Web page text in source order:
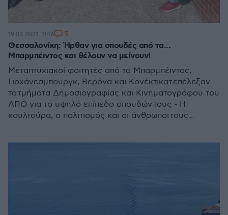
Θεσσαλονίκη: Ήρθαν για σπουδές από τα...
Μπαρμπέιντος και θέλουν να μείνουν!
Μεταπτυχιακοί φοιτητές από τα Μπαρμπέιντος,
Γιοχάνεσμπουργκ, Βερόνα και Κονέκτικατ επέλεξαν
τα τμήματα Δημοσιογραφίας και Κινηματογράφου του
ΑΠΘ για το υψηλό επίπεδο σπουδών τους - Η
κουλτούρα, ο πολιτισμός και οι άνθρωποι τους
19.03.2021, 11:16 5